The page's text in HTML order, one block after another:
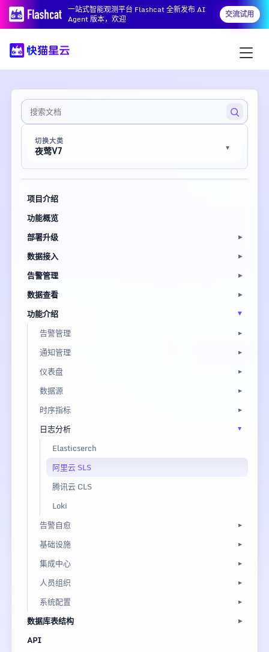
一站式智能观测平台 Flashcat 全新发布 AI
Agent 版本，欢迎
交流试用
切换大类
夜莺V7
项目介绍
功能概览
部署升级
数据接入
告警管理
数据查看
功能介绍
告警管理
通知管理
仪表盘
数据源
时序指标
日志分析
Elasticserch
阿里云 SLS
腾讯云 CLS
Loki
告警自愈
基础设施
集成中心
人员组织
系统配置
数据库表结构
API